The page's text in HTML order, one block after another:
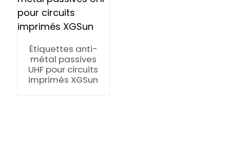
Étiquettes anti-
métal passives
UHF pour circuits
imprimés XGSun